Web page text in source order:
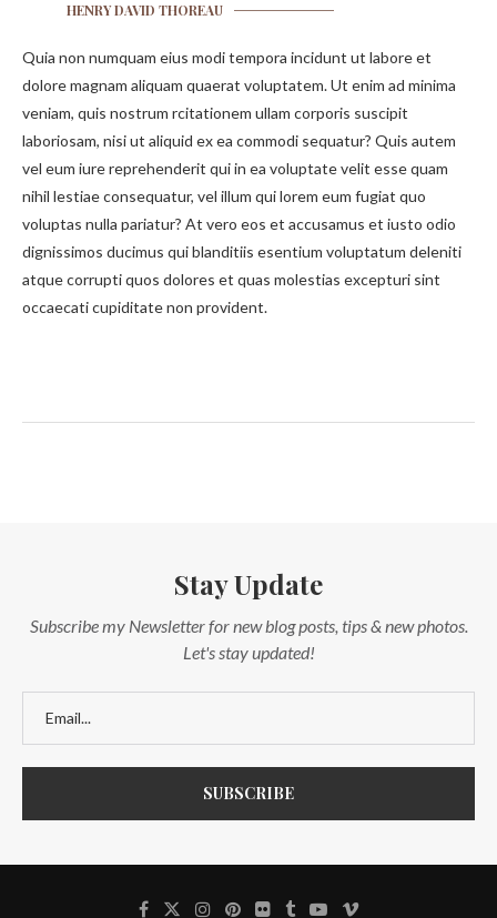
HENRY DAVID THOREAU
Quia non numquam eius modi tempora incidunt ut labore et
dolore magnam aliquam quaerat voluptatem. Ut enim ad minima
veniam, quis nostrum rcitationem ullam corporis suscipit
laboriosam, nisi ut aliquid ex ea commodi sequatur? Quis autem
vel eum iure reprehenderit qui in ea voluptate velit esse quam
nihil lestiae consequatur, vel illum qui lorem eum fugiat quo
voluptas nulla pariatur? At vero eos et accusamus et iusto odio
dignissimos ducimus qui blanditiis esentium voluptatum deleniti
atque corrupti quos dolores et quas molestias excepturi sint
occaecati cupiditate non provident.
Stay Update
Subscribe my Newsletter for new blog posts, tips & new photos.
Let's stay updated!